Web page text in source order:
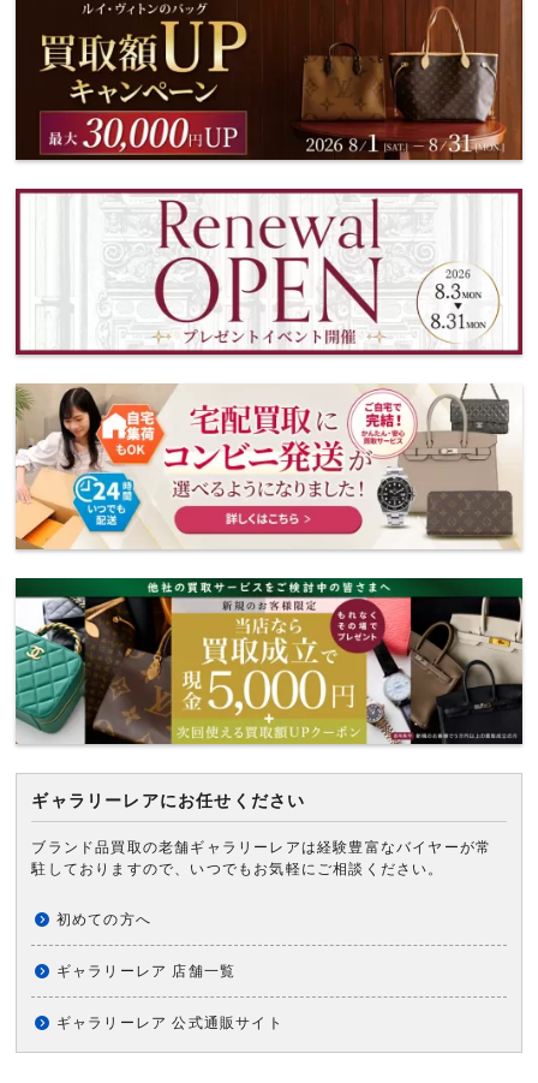
ギャラリーレアにお任せください
ブランド品買取の老舗ギャラリーレアは経験豊富なバイヤーが常
駐しておりますので、いつでもお気軽にご相談ください。
初めての方へ
ギャラリーレア 店舗一覧
ギャラリーレア 公式通販サイト